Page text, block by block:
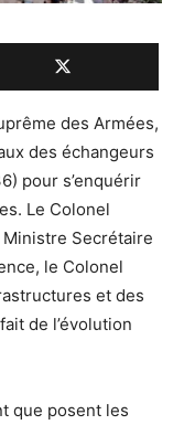
des Armées,
des échangeurs
pour s’enquérir
Le Colonel
Ministre Secrétaire
le Colonel
et des
de l’évolution
que posent les